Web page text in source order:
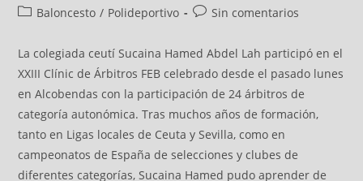
Baloncesto / Polideportivo Sin comentarios
La colegiada ceutí Sucaina Hamed Abdel Lah participó en el
XXIII Clínic de Árbitros FEB celebrado desde el pasado lunes
en Alcobendas con la participación de 24 árbitros de
categoría autonómica. Tras muchos años de formación,
tanto en Ligas locales de Ceuta y Sevilla, como en
campeonatos de España de selecciones y clubes de
diferentes categorías, Sucaina Hamed pudo aprender de